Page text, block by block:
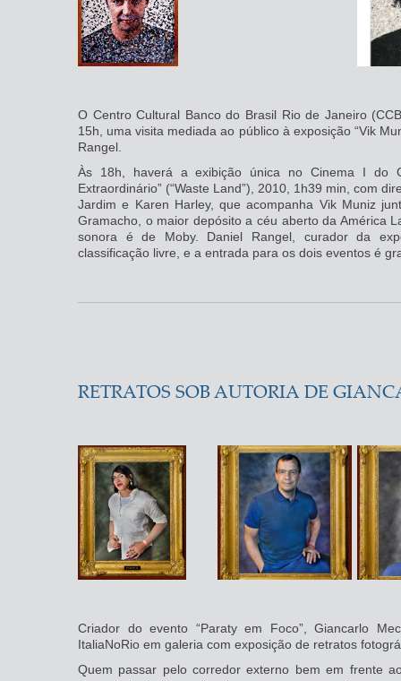
O Centro Cultural Banco do Brasil Rio de Janeiro
15h, uma visita mediada ao público à exposição “Vik
Rangel.
Às 18h, haverá a exibição única no Cinema I do
Extraordinário” (“Waste Land”), 2010, 1h39 min, com
Jardim e Karen Harley, que acompanha Vik Muniz
Gramacho, o maior depósito a céu aberto da América
sonora é de Moby. Daniel Rangel, curador da
classificação livre, e a entrada para os dois eventos é
RETRATOS SOB AUTORIA DE
Criador do evento “Paraty em Foco”, Giancarlo
ItaliaNoRio em galeria com exposição de retratos
Quem passar pelo corredor externo bem em frente